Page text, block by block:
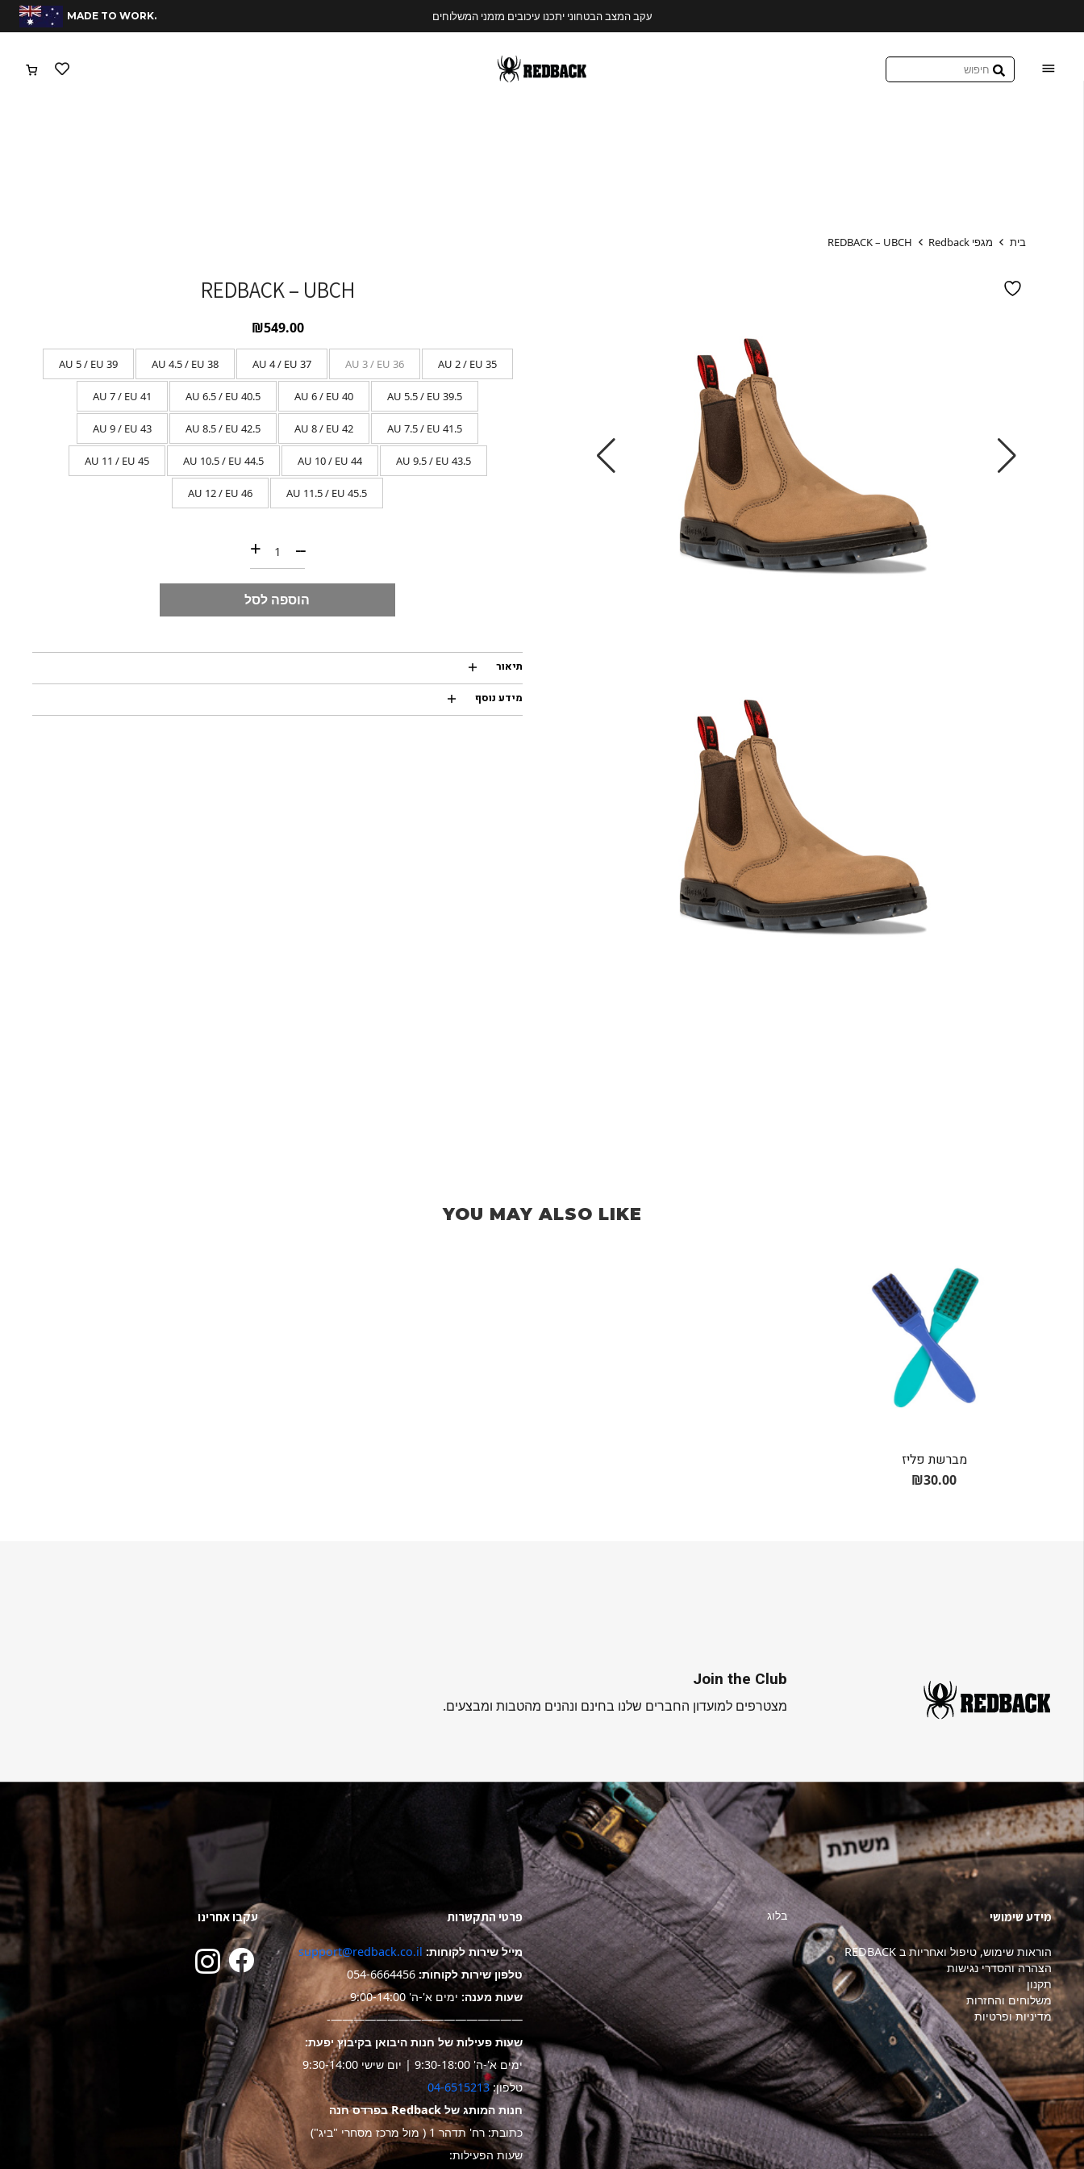
עקב המצב הבטחוני יתכנו עיכובים מזמני המשלוחים משלוחים חינם בהזמנות מעל 400 שח
.MADE TO WORK
בית מגפי Redback REDBACK – UBCH
REDBACK – UBCH
₪549.00
AU 2 / EU 35
AU 3 / EU 36
AU 4 / EU 37
AU 4.5 / EU 38
AU 5 / EU 39
AU 5.5 / EU 39.5
AU 6 / EU 40
AU 6.5 / EU 40.5
AU 7 / EU 41
AU 7.5 / EU 41.5
AU 8 / EU 42
AU 8.5 / EU 42.5
AU 9 / EU 43
AU 9.5 / EU 43.5
AU 10 / EU 44
AU 10.5 / EU 44.5
AU 11 / EU 45
AU 11.5 / EU 45.5
AU 12 / EU 46
כמות של REDBACK - UBCH --
+
הוספה לסל
תיאור
מידע נוסף
YOU MAY ALSO LIKE
מברשת פליז
₪30.00
Join the Club
מצטרפים למועדון החברים שלנו בחינם ונהנים מהטבות ומבצעים.
מידע שימושי
הוראות שימוש, טיפול ואחריות ב REDBACK
הצהרה והסדרי נגישות
תקנון
משלוחים והחזרות
מדיניות ופרטיות
בלוג פרטי התקשרות
מייל שירות לקוחות: support@redback.co.il
טלפון שירות לקוחות:054-6664456
שעות מענה: ימים א'-ה' 9:00-14:00
—————————————————-
שעות פעילות של חנות היבואן בקיבוץ יפעת:
ימים א'-ה' 9:30-18:00 | יום שישי 9:30-14:00
טלפון: 04-6515213
חנות המותג של Redback בפרדס חנה
כתובת: רח' תדהר 1 ( מול מרכז מסחרי "ביג")
שעות הפעילות:
עקבו אחרינו